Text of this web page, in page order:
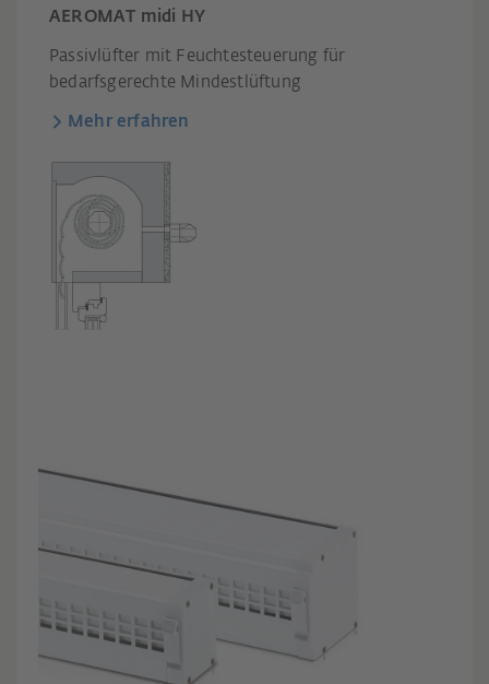
AEROMAT midi HY
Passivlüfter mit Feuchtesteuerung für
bedarfsgerechte Mindestlüftung
Mehr erfahren